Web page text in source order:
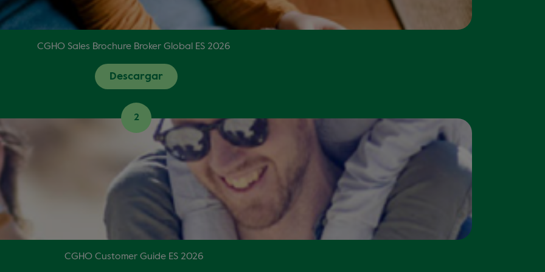
CGHO Sales Brochure Broker Global ES 2026
Descargar
2
CGHO Customer Guide ES 2026